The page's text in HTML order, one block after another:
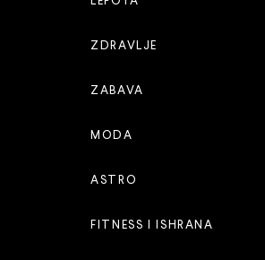
ZDRAVLJE
ZABAVA
MODA
ASTRO
FITNESS I ISHRANA